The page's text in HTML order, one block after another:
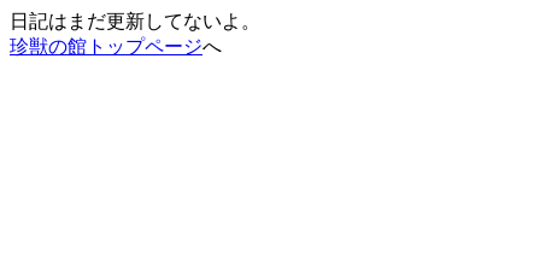
日記はまだ更新してないよ。
珍獣の館トップページへ